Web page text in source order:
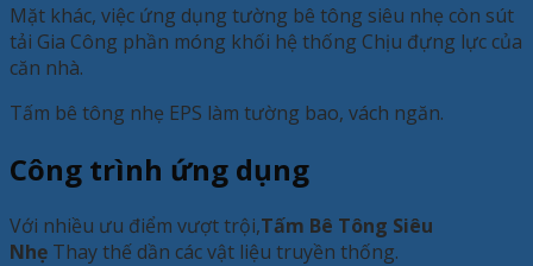
Mặt khác, việc ứng dụng tường bê tông siêu nhẹ còn sút
tải Gia Công phần móng khối hệ thống Chịu đựng lực của
căn nhà.
Tấm bê tông nhẹ EPS làm tường bao, vách ngăn.
Công trình ứng dụng
Với nhiều ưu điểm vượt trội,Tấm Bê Tông Siêu
Nhẹ Thay thế dần các vật liệu truyền thống.